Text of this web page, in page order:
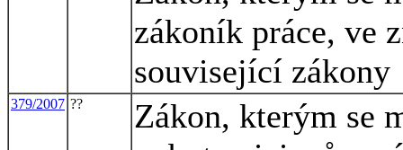
zákoník práce, ve
související zákony
379/2007 ??
Zákon, kterým se